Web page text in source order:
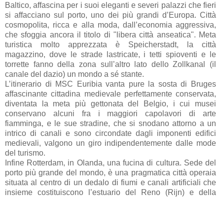
Baltico, affascina per i suoi eleganti e severi palazzi che fieri
si affacciano sul porto, uno dei più grandi d’Europa. Città
cosmopolita, ricca e alla moda, dall’economia aggressiva,
che sfoggia ancora il titolo di "libera città anseatica". Meta
turistica molto apprezzata è Speicherstadt, la città
magazzino, dove le strade lastricate, i tetti spioventi e le
torrette fanno della zona sull’altro lato dello Zollkanal (il
canale del dazio) un mondo a sé stante.
L’itinerario di MSC Euribia vanta pure la sosta di Bruges
affascinante cittadina medievale perfettamente conservata,
diventata la meta più gettonata del Belgio, i cui musei
conservano alcuni fra i maggiori capolavori di arte
fiamminga, e le sue stradine, che si snodano attorno a un
intrico di canali e sono circondate dagli imponenti edifici
medievali, valgono un giro indipendentemente dalle mode
del turismo.
Infine Rotterdam, in Olanda, una fucina di cultura. Sede del
porto più grande del mondo, è una pragmatica città operaia
situata al centro di un dedalo di fiumi e canali artificiali che
insieme costituiscono l’estuario del Reno (Rijn) e della